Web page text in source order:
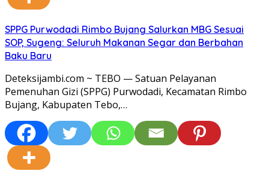
SPPG Purwodadi Rimbo Bujang Salurkan MBG Sesuai
SOP, Sugeng: Seluruh Makanan Segar dan Berbahan
Baku Baru
Deteksijambi.com ~ TEBO — Satuan Pelayanan
Pemenuhan Gizi (SPPG) Purwodadi, Kecamatan Rimbo
Bujang, Kabupaten Tebo,…